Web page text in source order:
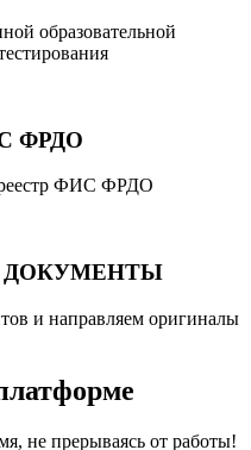
образовательной
ФРДО
реестр ФИС ФРДО
и направляем оригиналы
не прерываясь от работы!